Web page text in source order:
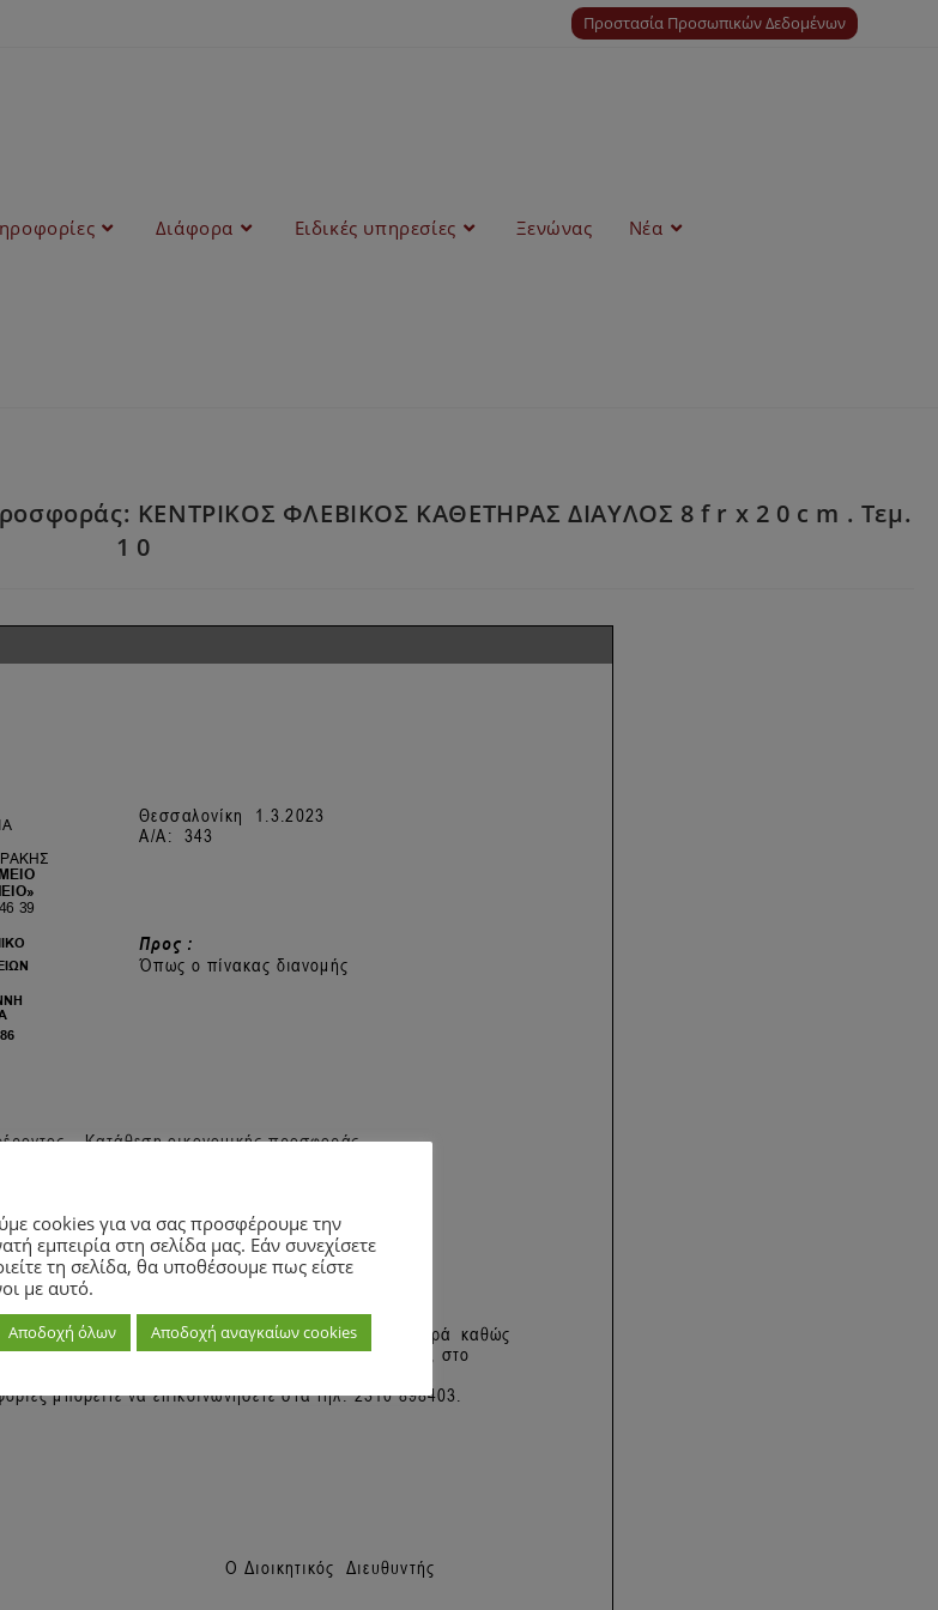
Προστασία Προσωπικών Δεδομένων
Διάφορα Ειδικές υπηρεσίες Ξενώνας Νέα
ΚΕΝΤΡΙΚΟΣ ΦΛΕΒΙΚΟΣ ΚΑΘΕΤΗΡΑΣ ΔΙΑΥΛΟΣ 8 f r x 2 0 c m . Τεμ.
1 0
cookies για να σας προσφέρουμε την
εμπειρία στη σελίδα μας. Εάν συνεχίσετε
τη σελίδα, θα υποθέσουμε πως είστε
με αυτό.
Αποδοχή όλων Αποδοχή αναγκαίων cookies